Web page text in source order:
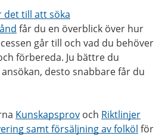
det till att söka
får du en överblick över hur
går till och vad du behöver
förbereda. Ju bättre du
desto snabbare får du
Kunskapsprov och Riktlinjer
samt försäljning av folköl för